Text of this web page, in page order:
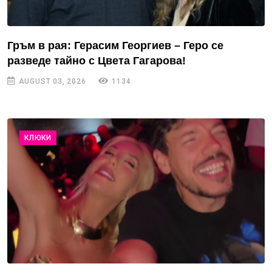
Гръм в рая: Герасим Георгиев – Геро се
разведе тайно с Цвета Гагарова!
AUGUST 03, 2026 1134
КЛЮКИ